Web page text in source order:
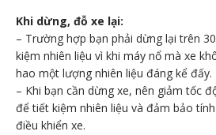
Khi dừng, đỗ xe lại:
– Trường hợp bạn phải dừng lại trên
kiệm nhiên liệu vì khi máy nổ mà xe
hao một lượng nhiên liệu đáng kể đấy.
– Khi bạn cần dừng xe, nên giảm tốc
để tiết kiệm nhiên liệu và đảm bảo
điều khiển xe.